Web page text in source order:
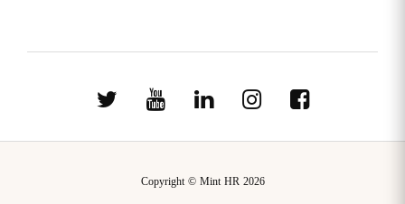
Copyright © Mint HR 2026